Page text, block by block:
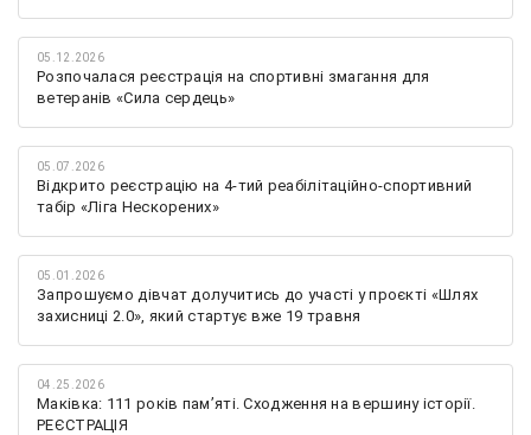
05.12.2026
Розпочалася реєстрація на спортивні змагання для
ветеранів «Сила сердець»
05.07.2026
Відкрито реєстрацію на 4-тий реабілітаційно-спортивний
табір «Ліга Нескорених»
05.01.2026
Запрошуємо дівчат долучитись до участі у проєкті «Шлях
захисниці 2.0», який стартує вже 19 травня
04.25.2026
Маківка: 111 років пам’яті. Сходження на вершину історії.
РЕЄСТРАЦІЯ